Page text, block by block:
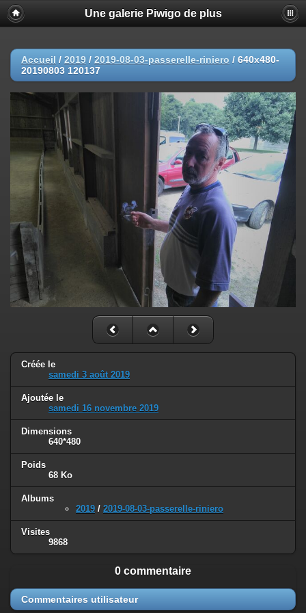
Une galerie Piwigo de plus
Accueil / 2019 / 2019-08-03-passerelle-riniero / 640x480-
20190803 120137
Créée le
samedi 3 août 2019
Ajoutée le
samedi 16 novembre 2019
Dimensions
640*480
Poids
68 Ko
Albums
2019 / 2019-08-03-passerelle-riniero
Visites
9868
0 commentaire
Commentaires utilisateur